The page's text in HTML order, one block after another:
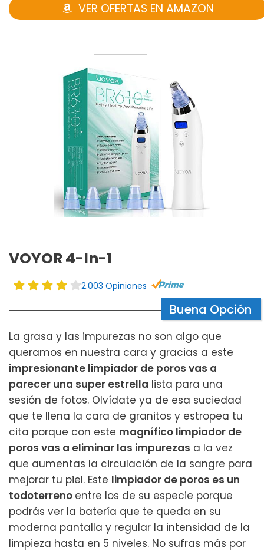
VER OFERTAS EN AMAZON
VOYOR 4-In-1
2.003 Opiniones
Buena Opción
La grasa y las impurezas no son algo que
queramos en nuestra cara y gracias a este
impresionante limpiador de poros vas a
parecer una super estrella lista para una
sesión de fotos. Olvídate ya de esa suciedad
que te llena la cara de granitos y estropea tu
cita porque con este magnífico limpiador de
poros vas a eliminar las impurezas a la vez
que aumentas la circulación de la sangre para
mejorar tu piel. Este limpiador de poros es un
todoterreno entre los de su especie porque
podrás ver la batería que te queda en su
moderna pantalla y regular la intensidad de la
limpieza hasta en 5 niveles. No sufras más por